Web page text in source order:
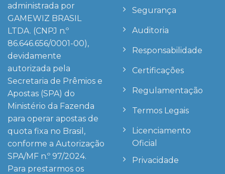
administrada por
GAMEWIZ BRASIL
LTDA. (CNPJ n.º
86.646.656/0001-00),
devidamente
autorizada pela
Secretaria de Prêmios e
Apostas (SPA) do
Ministério da Fazenda
para operar apostas de
quota fixa no Brasil,
conforme a Autorização
SPA/MF n.º 97/2024.
Para prestarmos os
Segurança
Auditoria
Responsabilidade
Certificações
Regulamentação
Termos Legais
Licenciamento
Oficial
Privacidade